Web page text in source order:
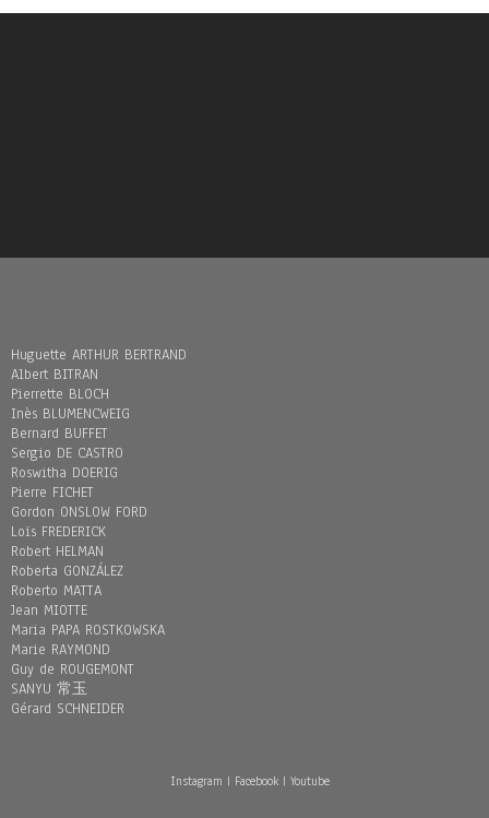
Huguette ARTHUR BERTRAND
Albert BITRAN
Pierrette BLOCH
Inès BLUMENCWEIG
Bernard BUFFET
Sergio DE CASTRO
Roswitha DOERIG
Pierre FICHET
Gordon ONSLOW FORD
Loïs FREDERICK
Robert HELMAN
Roberta GONZÁLEZ
Roberto MATTA
Jean MIOTTE
Maria PAPA ROSTKOWSKA
Marie RAYMOND
Guy de ROUGEMONT
SANYU 常玉
Gérard SCHNEIDER
Instagram | Facebook| Youtube